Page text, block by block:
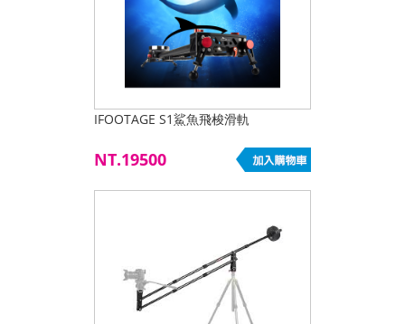
IFOOTAGE S1鯊魚飛梭滑軌
NT.19500